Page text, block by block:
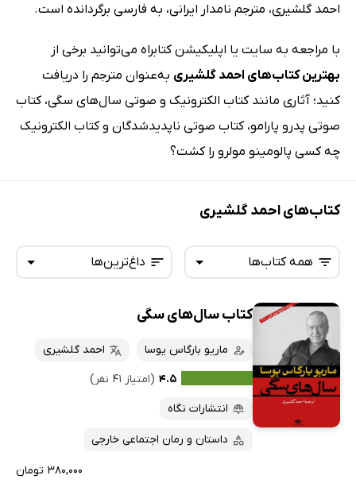
احمد گلشیری، مترجم نامدار ایرانی، به فارسی برگردانده است.
با مراجعه به سایت یا اپلیکیشن کتابراه می‌توانید برخی از
بهترین کتاب‌های احمد گلشیری به‌عنوان مترجم را دریافت
کنید؛ آثاری مانند کتاب الکترونیک و صوتی سال‌های سگی، کتاب
صوتی پدرو پارامو، کتاب صوتی ناپدیدشدگان و کتاب الکترونیک
چه کسی پالومینو مولرو را کشت؟
کتاب‌های احمد گلشیری
داغ‌ترین‌ها
تازه‌ها
داغ‌ترین‌ها
پرفروش‌ها
ارزان ترین‌ها
همه کتاب‌ها
همه کتاب‌ها
کتاب‌های صوتی
کتاب‌های متنی
کتاب سال‌های سگی
ماریو بارگاس یوسا
احمد گلشیری
۴.۵ (امتیاز ۴۱ نفر)
انتشارات نگاه
داستان و رمان اجتماعی خارجی
۳۸۰,۰۰۰ تومان